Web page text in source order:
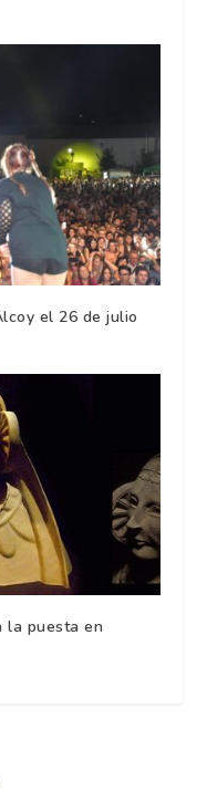
el 26 de julio
la puesta en